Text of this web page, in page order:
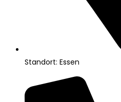
Standort: Essen